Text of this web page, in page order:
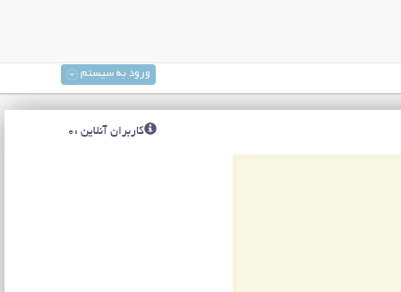
ورود به سیستم
کاربران آنلاین :0